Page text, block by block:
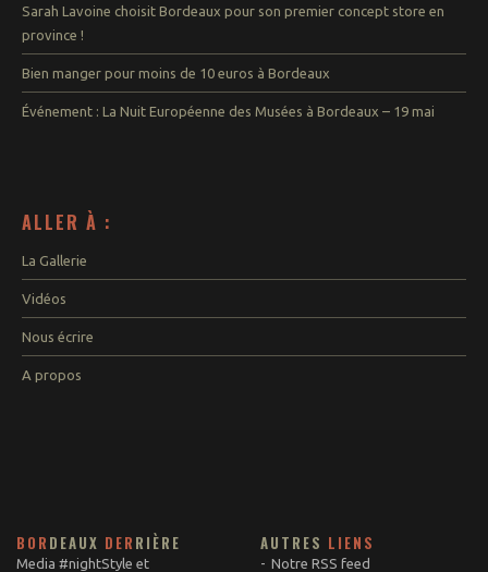
Sarah Lavoine choisit Bordeaux pour son premier concept store en
province !
Bien manger pour moins de 10 euros à Bordeaux
Événement : La Nuit Européenne des Musées à Bordeaux – 19 mai
ALLER À :
La Gallerie
Vidéos
Nous écrire
A propos
BOR DEAUX DER RIÈRE
Media #nightStyle et
AUTRES LIENS
Notre RSS feed